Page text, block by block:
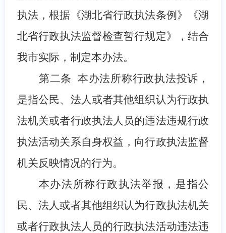
执法，根据《湖北省行政执法条例》
《湖
北省行政执法监督检查暂行规定》
， 结合
我市实际，制定本办法。
第二条 本办法所称行政执法投诉，
是指公民、法人或者其他组织认为行政执
法机关或者行政执法人员的违法违规行政
执法活动关系自身权益，向行政执法监督
机关反映情况的行为。
本办法所称行政执法举报，是指公
民、法人或者其他组织认为行政执法机关
或者行政执法人员的行政执法活动违法违